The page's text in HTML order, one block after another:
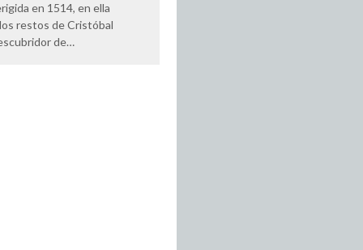
en 1514, en ella
restos de Cristóbal
de…